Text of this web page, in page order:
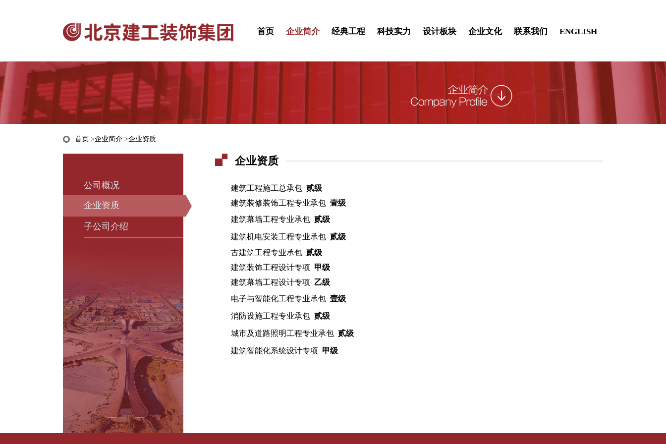
ENGLISH
联系我们
企业文化
设计板块
科技实力
经典工程
企业简介
首页
首页 >企业简介 >企业资质
公司概况
企业资质
子公司介绍
企业资质
建筑工程施工总承包 贰级
建筑装修装饰工程专业承包 壹级
建筑幕墙工程专业承包 贰级
建筑机电安装工程专业承包 贰级
古建筑工程专业承包 贰级
建筑装饰工程设计专项 甲级
建筑幕墙工程设计专项 乙级
电子与智能化工程专业承包 壹级
消防设施工程专业承包 贰级
城市及道路照明工程专业承包 贰级
建筑智能化系统设计专项 甲级